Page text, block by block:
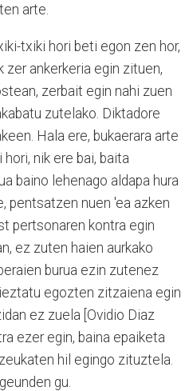
arte.
txiki hori beti egon zen hor,
zer ankerkeria egin zituen,
zerbait egin nahi zuen
zutelako. Diktadore
Hala ere, bukaerara arte
nik ere bai, baita
baino lehenago aldapa hura
pentsatzen nuen 'ea azken
pertsonaren kontra egin
ez zuten haien aurkako
burua ezin zutenez
egozten zitzaiena egin
ez zuela [Ovidio Diaz
ezer egin, baina epaiketa
hil egingo zituztela.
gu.